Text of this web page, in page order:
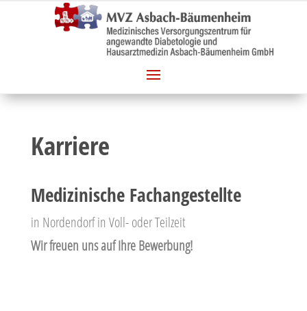
Karriere
Medizinische Fachangestellte
in Nordendorf in Voll- oder Teilzeit
Wir freuen uns auf Ihre Bewerbung!